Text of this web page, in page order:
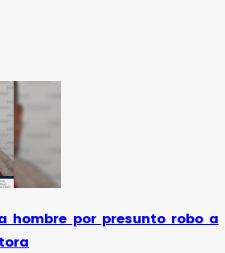
hombre por presunto robo a